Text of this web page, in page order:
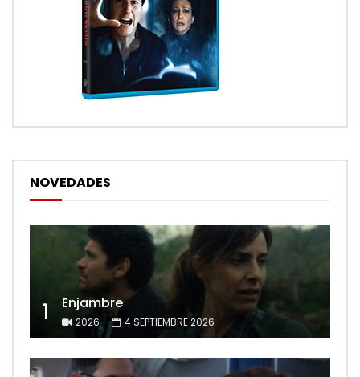
NOVEDADES
1 Enjambre
2026 4 SEPTIEMBRE 2026